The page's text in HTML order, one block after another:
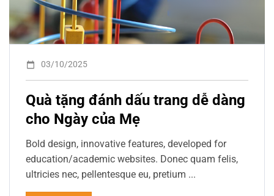
03/10/2025
Quà tặng đánh dấu trang dễ dàng
cho Ngày của Mẹ
Bold design, innovative features, developed for
education/academic websites. Donec quam felis,
ultricies nec, pellentesque eu, pretium ...